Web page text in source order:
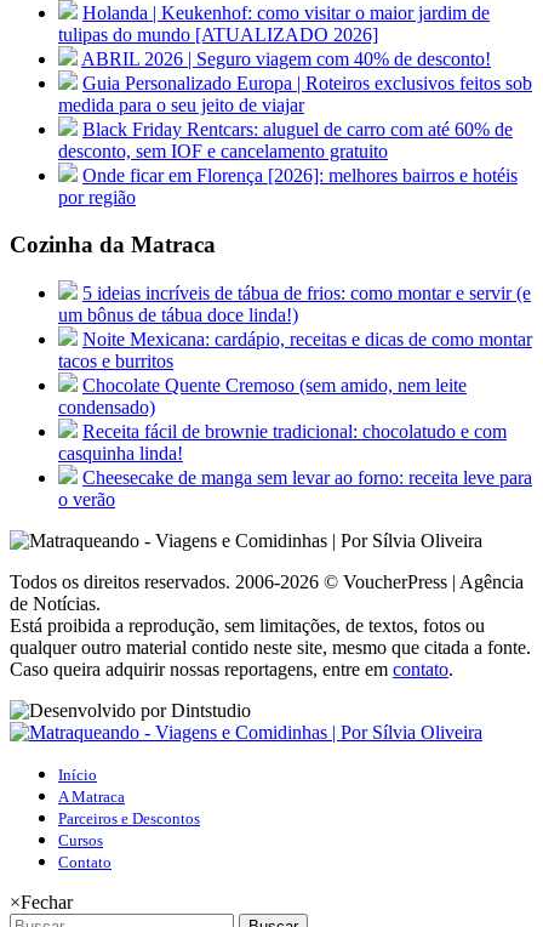
Holanda | Keukenhof: como visitar o maior jardim de
tulipas do mundo [ATUALIZADO 2026]
ABRIL 2026 | Seguro viagem com 40% de desconto!
Guia Personalizado Europa | Roteiros exclusivos feitos sob
medida para o seu jeito de viajar
Black Friday Rentcars: aluguel de carro com até 60% de
desconto, sem IOF e cancelamento gratuito
Onde ficar em Florença [2026]: melhores bairros e hotéis
por região
Cozinha da Matraca
5 ideias incríveis de tábua de frios: como montar e servir (e
um bônus de tábua doce linda!)
Noite Mexicana: cardápio, receitas e dicas de como montar
tacos e burritos
Chocolate Quente Cremoso (sem amido, nem leite
condensado)
Receita fácil de brownie tradicional: chocolatudo e com
casquinha linda!
Cheesecake de manga sem levar ao forno: receita leve para
o verão
Todos os direitos reservados. 2006-2026 © VoucherPress | Agência
de Notícias.
Está proibida a reprodução, sem limitações, de textos, fotos ou
qualquer outro material contido neste site, mesmo que citada a fonte.
Caso queira adquirir nossas reportagens, entre em contato.
Início
A Matraca
Parceiros e Descontos
Cursos
Contato
×Fechar